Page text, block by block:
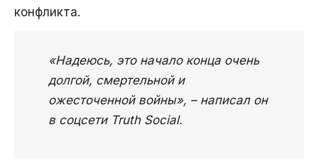
конфликта.
«Надеюсь, это начало конца очень
долгой, смертельной и
ожесточенной войны», – написал он
в соцсети Truth Social.